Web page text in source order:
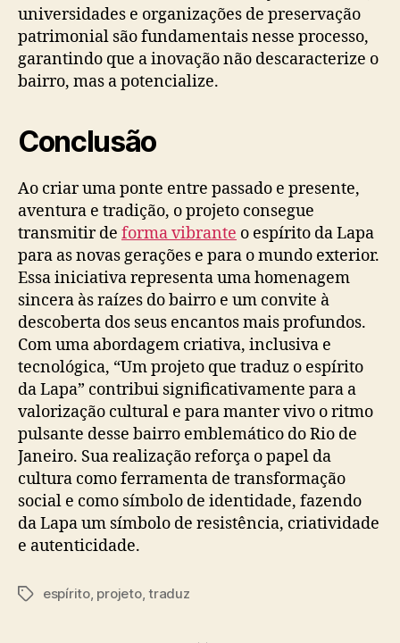
universidades e organizações de preservação
patrimonial são fundamentais nesse processo,
garantindo que a inovação não descaracterize o
bairro, mas a potencialize.
Conclusão
Ao criar uma ponte entre passado e presente,
aventura e tradição, o projeto consegue
transmitir de forma vibrante o espírito da Lapa
para as novas gerações e para o mundo exterior.
Essa iniciativa representa uma homenagem
sincera às raízes do bairro e um convite à
descoberta dos seus encantos mais profundos.
Com uma abordagem criativa, inclusiva e
tecnológica, “Um projeto que traduz o espírito
da Lapa” contribui significativamente para a
valorização cultural e para manter vivo o ritmo
pulsante desse bairro emblemático do Rio de
Janeiro. Sua realização reforça o papel da
cultura como ferramenta de transformação
social e como símbolo de identidade, fazendo
da Lapa um símbolo de resistência, criatividade
e autenticidade.
Tagsespírito, projeto,traduz